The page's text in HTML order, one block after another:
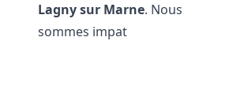
Lagny sur Marne. Nous
sommes impat